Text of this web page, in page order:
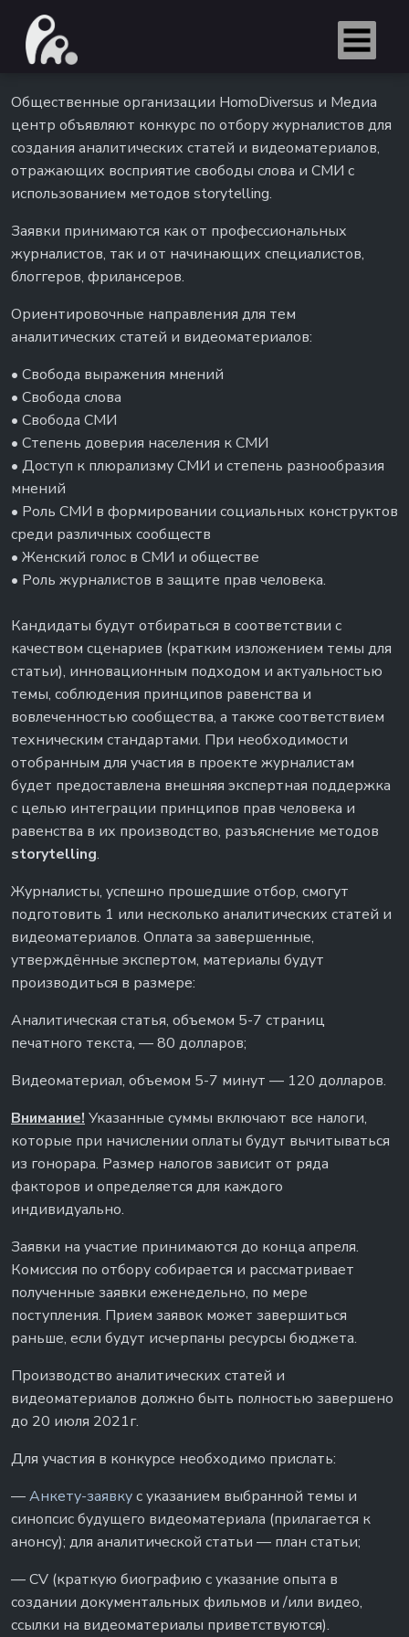
Общественные организации HomoDiversus и Медиа
центр объявляют конкурс по отбору журналистов для
создания аналитических статей и видеоматериалов,
отражающих восприятие свободы слова и СМИ с
использованием методов storytelling.
Заявки принимаются как от профессиональных
журналистов, так и от начинающих специалистов,
блоггеров, фрилансеров.
Ориентировочные направления для тем
аналитических статей и видеоматериалов:
• Свобода выражения мнений
• Свобода слова
• Свобода СМИ
• Степень доверия населения к СМИ
• Доступ к плюрализму СМИ и степень разнообразия
мнений
• Роль СМИ в формировании социальных конструктов
среди различных сообществ
• Женский голос в СМИ и обществе
• Роль журналистов в защите прав человека.
Кандидаты будут отбираться в соответствии с
качеством сценариев (кратким изложением темы для
статьи), инновационным подходом и актуальностью
темы, соблюдения принципов равенства и
вовлеченностью сообщества, а также соответствием
техническим стандартами. При необходимости
отобранным для участия в проекте журналистам
будeт предоставлена внешняя экспертная поддержка
с целью интеграции принципов прав человека и
равенства в их производство, разъяснение методов
storytelling.
Журналисты, успешно прошедшие отбор, смогут
подготовить 1 или несколько аналитических статей и
видеоматериалов. Оплата за завершенные,
утверждённые экспертом, материалы будут
производиться в размере:
Аналитическая статья, объемом 5-7 страниц
печатного текста, — 80 долларов;
Видеоматериал, объемом 5-7 минут — 120 долларов.
Внимание! Указанные суммы включают все налоги,
которые при начислении оплаты будут вычитываться
из гонорара. Размер налогов зависит от ряда
факторов и определяется для каждого
индивидуально.
Заявки на участие принимаются до конца апреля.
Комиссия по отбору собирается и рассматривает
полученные заявки еженедельно, по мере
поступления. Прием заявок может завершиться
раньше, если будут исчерпаны ресурсы бюджета.
Производство аналитических статей и
видеоматериалов должно быть полностью завершено
до 20 июля 2021г.
Для участия в конкурсе необходимо прислать:
—Анкету-заявкус указанием выбранной темы и
синопсис будущего видеоматериала (прилагается к
анонсу); для аналитической статьи — план статьи;
— СV (краткую биографию с указание опыта в
создании документальных фильмов и /или видео,
ссылки на видеоматериалы приветствуются).